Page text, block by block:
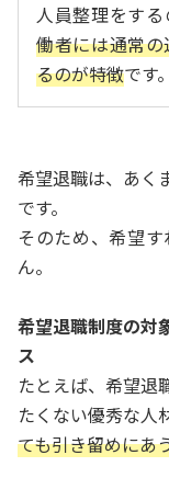
人員整理をする
働者には通常
るのが特徴です。
希望退職は、あく
です。
そのため、希望
ん。
希望退職制度の対
ス
たとえば、希望退
たくない優秀な人
ても引き留めにあ